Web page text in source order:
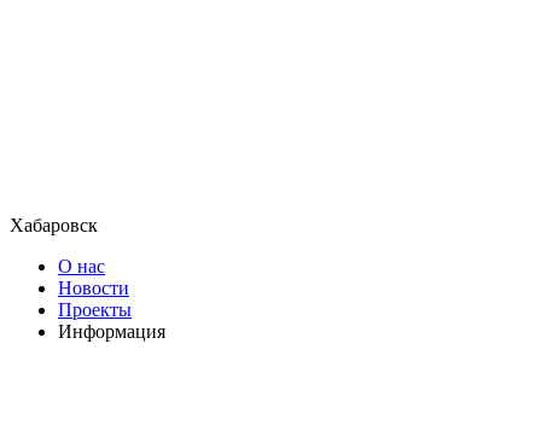
Хабаровск
О нас
Новости
Проекты
Информация